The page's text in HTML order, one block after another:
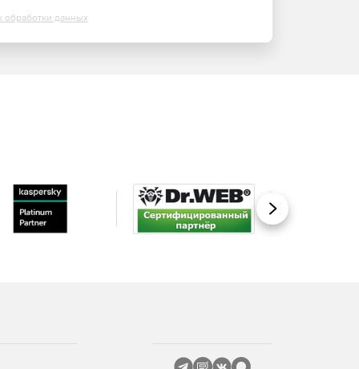
обработки данных
Вперед